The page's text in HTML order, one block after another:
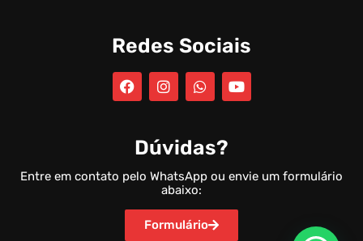
Redes Sociais
Dúvidas?
Entre em contato pelo WhatsApp ou envie um formulário
abaixo:
Formulário